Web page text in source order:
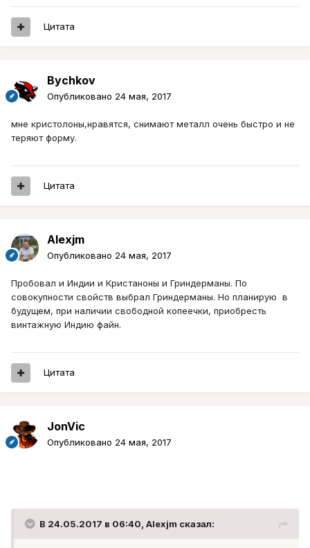
Цитата
Bychkov
Опубликовано 24 мая, 2017
мне кристолоны,нравятся, снимают металл очень быстро и не
теряют форму.
Цитата
Alexjm
Опубликовано 24 мая, 2017
Пробовал и Индии и Кристаноны и Гриндерманы. По
совокупности свойств выбрал Гриндерманы. Но планирую в
будущем, при наличии свободной копеечки, приобресть
винтажную Индию файн.
Цитата
JonVic
Опубликовано 24 мая, 2017
В 24.05.2017 в 06:40, Alexjm сказал: